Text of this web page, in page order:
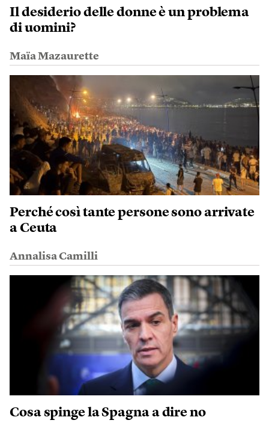
Il desiderio delle donne è un problema
di uomini?
Maïa Mazaurette
Perché così tante persone sono arrivate
a Ceuta
Annalisa Camilli
Cosa spinge la Spagna a dire no